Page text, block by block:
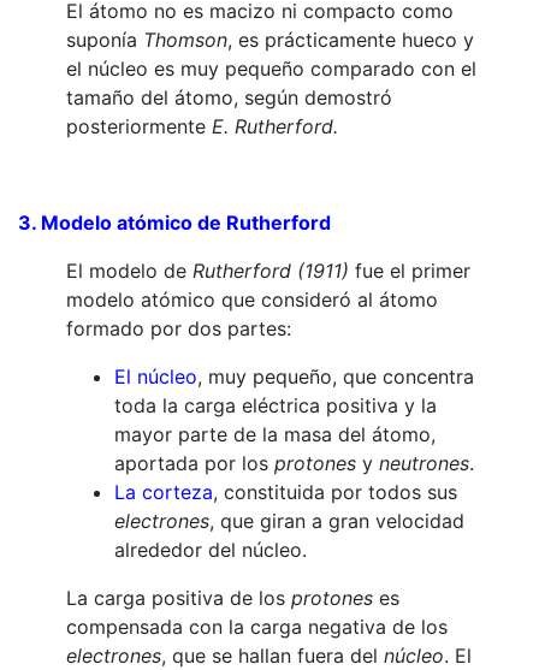
El átomo no es macizo ni compacto como
suponía Thomson, es prácticamente hueco y
el núcleo es muy pequeño comparado con el
tamaño del átomo, según demostró
posteriormente E. Rutherford.
3. Modelo atómico de Rutherford
El modelo de Rutherford (1911) fue el primer
modelo atómico que consideró al átomo
formado por dos partes:
El núcleo, muy pequeño, que concentra
toda la carga eléctrica positiva y la
mayor parte de la masa del átomo,
aportada por los protones y neutrones.
La corteza, constituida por todos sus
electrones, que giran a gran velocidad
alrededor del núcleo.
La carga positiva de los protones es
compensada con la carga negativa de los
electrones, que se hallan fuera del núcleo. El